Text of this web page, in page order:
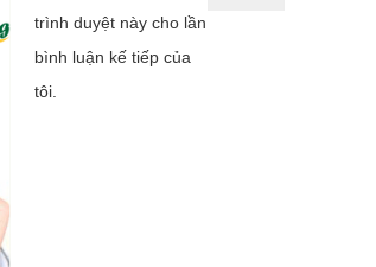
trình duyệt này cho lần
bình luận kế tiếp của
tôi.